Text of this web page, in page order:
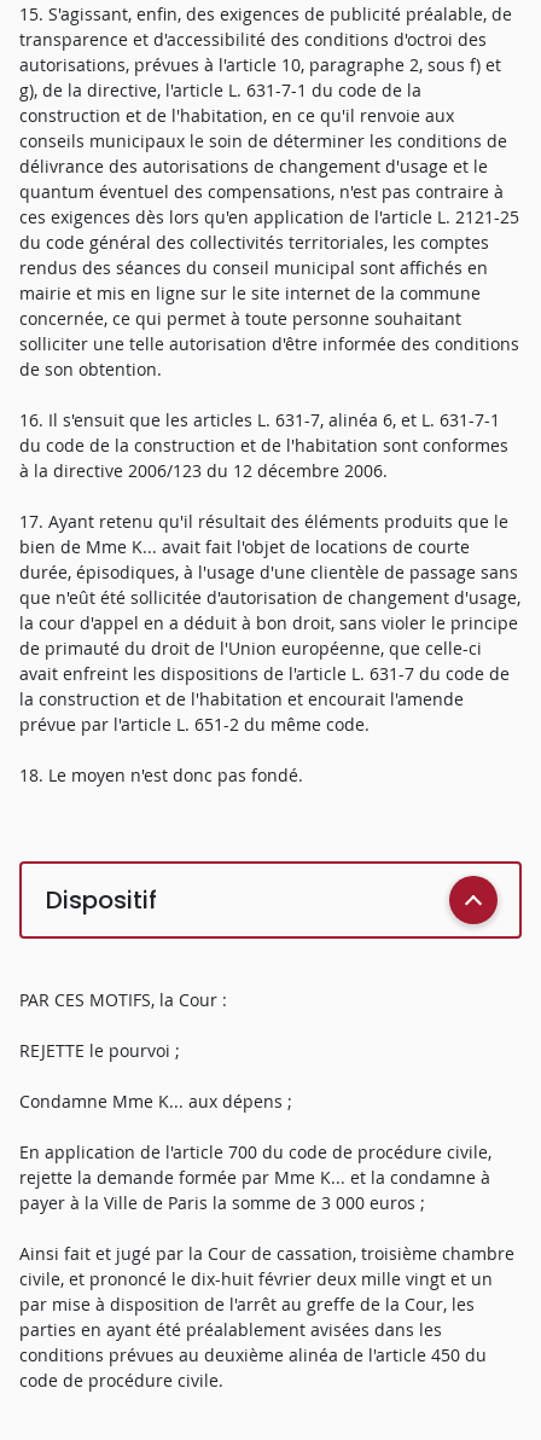
15. S'agissant, enfin, des exigences de publicité préalable, de
transparence et d'accessibilité des conditions d'octroi des
autorisations, prévues à l'article 10, paragraphe 2, sous f) et
g), de la directive, l'article L. 631-7-1 du code de la
construction et de l'habitation, en ce qu'il renvoie aux
conseils municipaux le soin de déterminer les conditions de
délivrance des autorisations de changement d'usage et le
quantum éventuel des compensations, n'est pas contraire à
ces exigences dès lors qu'en application de l'article L. 2121-25
du code général des collectivités territoriales, les comptes
rendus des séances du conseil municipal sont affichés en
mairie et mis en ligne sur le site internet de la commune
concernée, ce qui permet à toute personne souhaitant
solliciter une telle autorisation d'être informée des conditions
de son obtention.
16. Il s'ensuit que les articles L. 631-7, alinéa 6, et L. 631-7-1
du code de la construction et de l'habitation sont conformes
à la directive 2006/123 du 12 décembre 2006.
17. Ayant retenu qu'il résultait des éléments produits que le
bien de Mme K... avait fait l'objet de locations de courte
durée, épisodiques, à l'usage d'une clientèle de passage sans
que n'eût été sollicitée d'autorisation de changement d'usage,
la cour d'appel en a déduit à bon droit, sans violer le principe
de primauté du droit de l'Union européenne, que celle-ci
avait enfreint les dispositions de l'article L. 631-7 du code de
la construction et de l'habitation et encourait l'amende
prévue par l'article L. 651-2 du même code.
18. Le moyen n'est donc pas fondé.
Dispositif
PAR CES MOTIFS, la Cour :
REJETTE le pourvoi ;
Condamne Mme K... aux dépens ;
En application de l'article 700 du code de procédure civile,
rejette la demande formée par Mme K... et la condamne à
payer à la Ville de Paris la somme de 3 000 euros ;
Ainsi fait et jugé par la Cour de cassation, troisième chambre
civile, et prononcé le dix-huit février deux mille vingt et un
par mise à disposition de l'arrêt au greffe de la Cour, les
parties en ayant été préalablement avisées dans les
conditions prévues au deuxième alinéa de l'article 450 du
code de procédure civile.